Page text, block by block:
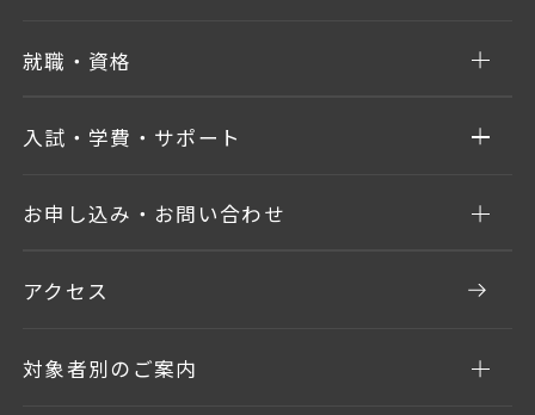
就職・資格
入試・学費・サポート
お申し込み・お問い合わせ
アクセス
対象者別のご案内